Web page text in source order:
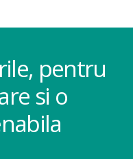
pentru
si o